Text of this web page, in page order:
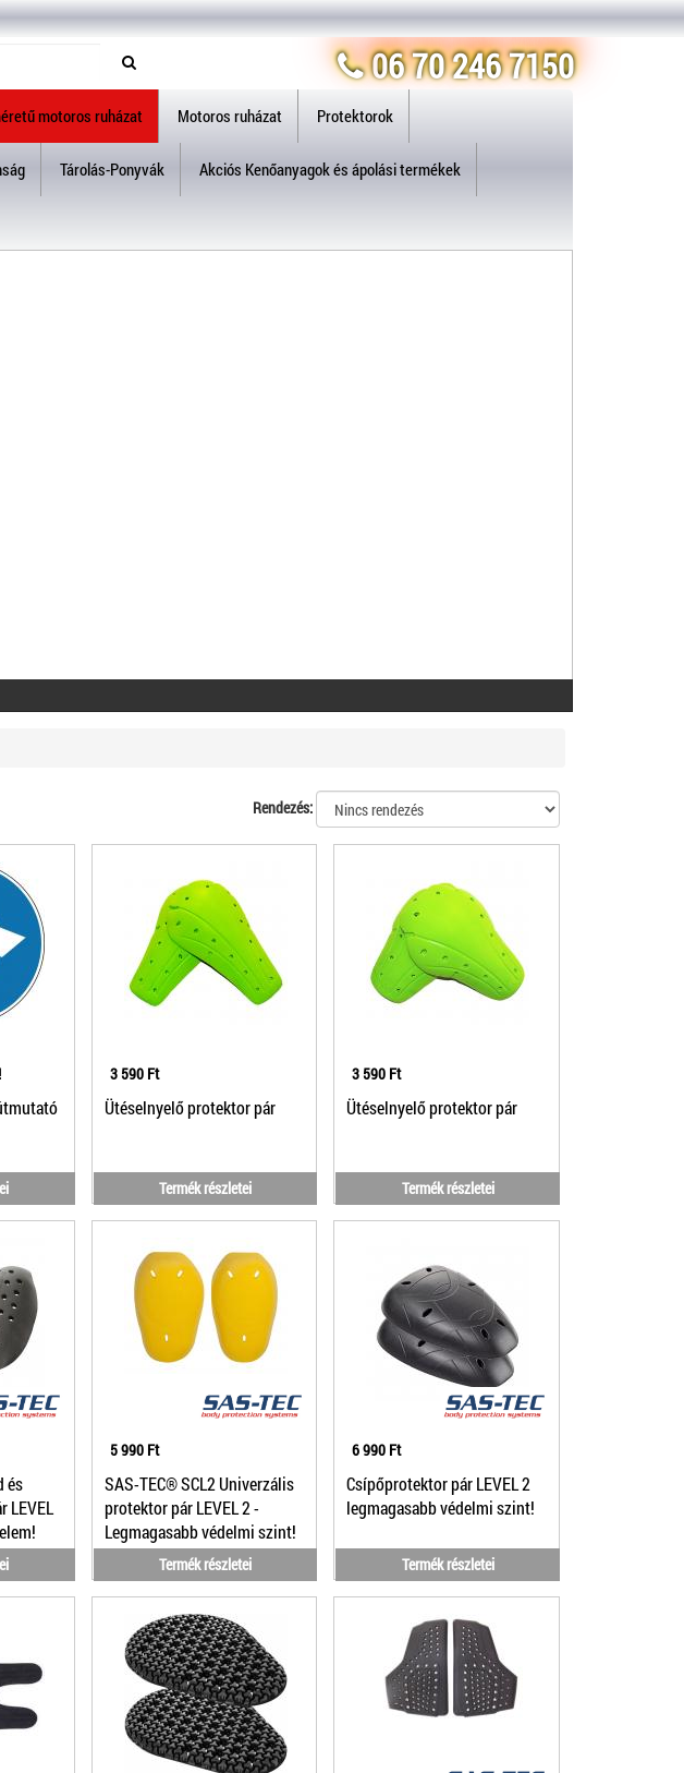
06 70 246 7150
motoros ruházat Motoros ruházat Protektorok
Tárolás-Ponyvák Akciós Kenőanyagok és ápolási termékek
Rendezés:
3 590 Ft
Ütéselnyelő protektor pár
Termék részletei
3 590 Ft
Ütéselnyelő protektor pár
Termék részletei
és
LEVEL
5 990 Ft
SAS-TEC® SCL2 Univerzális
protektor pár LEVEL 2 -
Legmagasabb védelmi szint!
Termék részletei
6 990 Ft
Csípőprotektor pár LEVEL 2
legmagasabb védelmi szint!
Termék részletei